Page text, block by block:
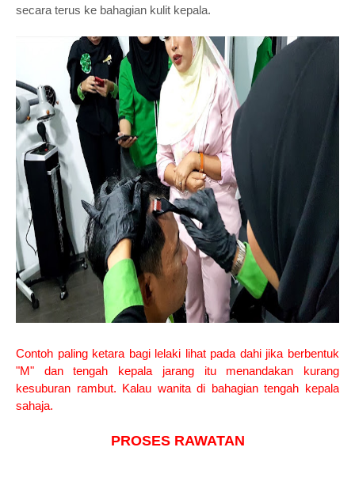
secara terus ke bahagian kulit kepala.
Contoh paling ketara bagi lelaki lihat pada dahi jika berbentuk
"M" dan tengah kepala jarang itu menandakan kurang
kesuburan rambut. Kalau wanita di bahagian tengah kepala
sahaja.
PROSES RAWATAN